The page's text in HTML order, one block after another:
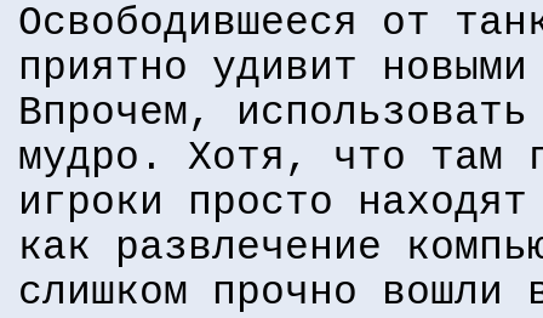
Освободившееся от
приятно удивит
Впрочем,
мудро. Хотя, что там
игроки просто
как развлечение
слишком прочно вошли